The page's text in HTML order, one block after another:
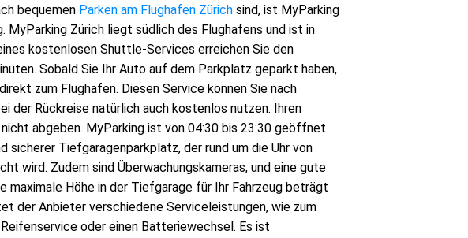
bequemen Parken am Flughafen Zürich sind, ist MyParking
MyParking Zürich liegt südlich des Flughafens und ist in
kostenlosen Shuttle-Services erreichen Sie den
Sobald Sie Ihr Auto auf dem Parkplatz geparkt haben,
zum Flughafen. Diesen Service können Sie nach
der Rückreise natürlich auch kostenlos nutzen. Ihren
abgeben. MyParking ist von 04:30 bis 23:30 geöffnet
sicherer Tiefgaragenparkplatz, der rund um die Uhr von
wird. Zudem sind Überwachungskameras, und eine gute
maximale Höhe in der Tiefgarage für Ihr Fahrzeug beträgt
der Anbieter verschiedene Serviceleistungen, wie zum
oder einen Batteriewechsel. Es ist